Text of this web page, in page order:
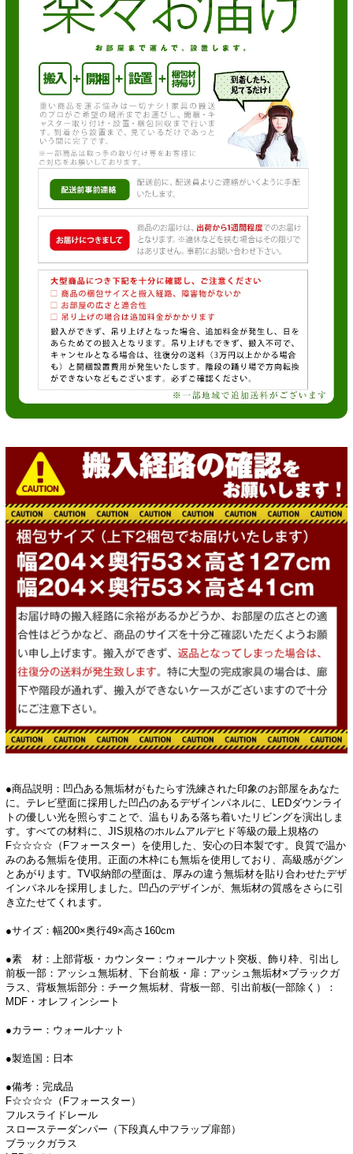
●商品説明：凹凸ある無垢材がもたらす洗練された印象のお部屋をあなた
に。テレビ壁面に採用した凹凸のあるデザインパネルに、LEDダウンライ
トの優しい光を照らすことで、温もりある落ち着いたリビングを演出しま
す。すべての材料に、JIS規格のホルムアルデヒド等級の最上規格の
F☆☆☆☆（Fフォースター）を使用した、安心の日本製です。良質で温か
みのある無垢を使用。正面の木枠にも無垢を使用しており、高級感がグン
とあがります。TV収納部の壁面は、厚みの違う無垢材を貼り合わせたデザ
インパネルを採用しました。凹凸のデザインが、無垢材の質感をさらに引
き立たせてくれます。
●サイズ：幅200×奥行49×高さ160cm
●素 材：上部背板・カウンター：ウォールナット突板、飾り枠、引出し
前板一部：アッシュ無垢材、下台前板・扉：アッシュ無垢材×ブラックガ
ラス、背板無垢部分：チーク無垢材、背板一部、引出前板(一部除く）：
MDF・オレフィンシート
●カラー：ウォールナット
●製造国：日本
●備考：完成品
F☆☆☆☆（Fフォースター）
フルスライドレール
スローステーダンパー（下段真ん中フラップ扉部）
ブラックガラス